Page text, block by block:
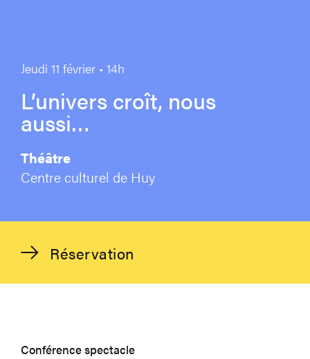
Jeudi 11 février • 14h
L’univers croît, nous
aussi…
Théâtre
Centre culturel de Huy
Réservation
Conférence spectacle